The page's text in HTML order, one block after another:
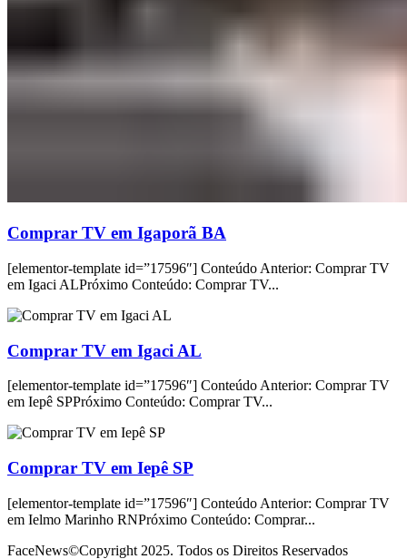
Comprar TV em Igaporã BA
[elementor-template id=”17596″] Conteúdo Anterior: Comprar TV
em Igaci ALPróximo Conteúdo: Comprar TV...
Comprar TV em Igaci AL
[elementor-template id=”17596″] Conteúdo Anterior: Comprar TV
em Iepê SPPróximo Conteúdo: Comprar TV...
Comprar TV em Iepê SP
[elementor-template id=”17596″] Conteúdo Anterior: Comprar TV
em Ielmo Marinho RNPróximo Conteúdo: Comprar...
FaceNews©Copyright 2025. Todos os Direitos Reservados